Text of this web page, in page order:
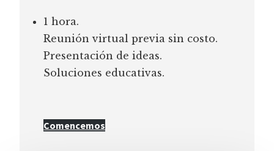
1 hora.
Reunión virtual previa sin costo.
Presentación de ideas.
Soluciones educativas.
Comencemos